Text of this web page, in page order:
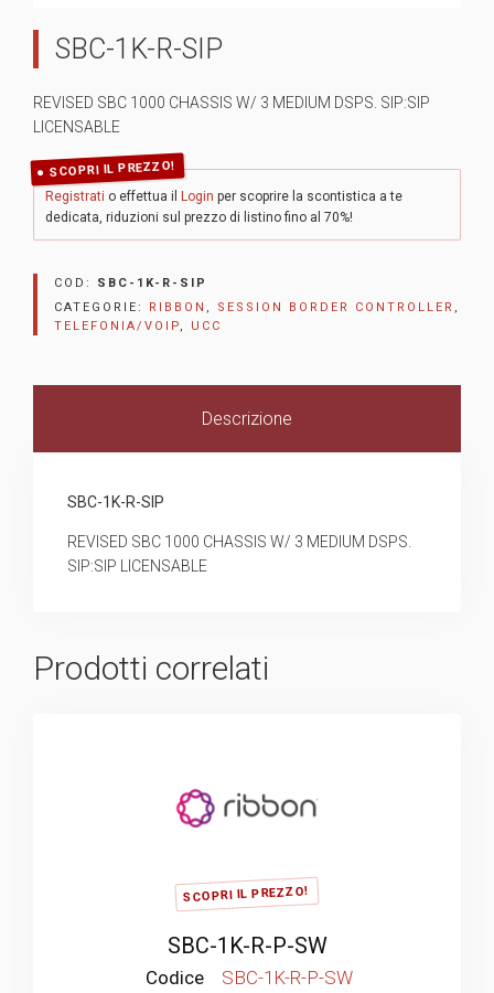
SBC-1K-R-SIP
REVISED SBC 1000 CHASSIS W/ 3 MEDIUM DSPS. SIP:SIP
LICENSABLE
SCOPRI IL PREZZO!
Registrati o effettua il Login per scoprire la scontistica a te
dedicata, riduzioni sul prezzo di listino fino al 70%!
COD: SBC-1K-R-SIP
CATEGORIE: RIBBON , SESSION BORDER CONTROLLER ,
TELEFONIA/VOIP, UCC
Descrizione
SBC-1K-R-SIP
REVISED SBC 1000 CHASSIS W/ 3 MEDIUM DSPS.
SIP:SIP LICENSABLE
Prodotti correlati
SCOPRI IL PREZZO!
SBC-1K-R-P-SW
Codice
SBC-1K-R-P-SW